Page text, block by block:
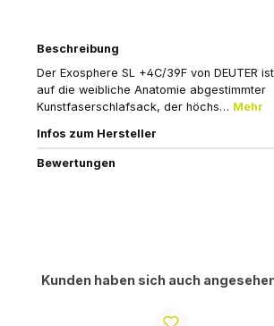
Beschreibung
Der Exosphere SL +4C/39F von DEUTER
auf die weibliche Anatomie abgestimmter
Kunstfaserschlafsack, der höchs… Mehr
Infos zum Hersteller
Bewertungen
Produktgalerie überspringen
Kunden haben sich auch